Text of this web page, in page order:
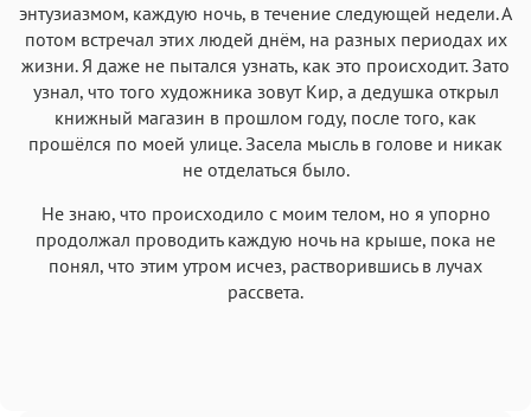
энтузиазмом, каждую ночь, в течение следующей недели. А
потом встречал этих людей днём, на разных периодах их
жизни. Я даже не пытался узнать, как это происходит. Зато
узнал, что того художника зовут Кир, а дедушка открыл
книжный магазин в прошлом году, после того, как
прошёлся по моей улице. Засела мысль в голове и никак
не отделаться было.
Не знаю, что происходило с моим телом, но я упорно
продолжал проводить каждую ночь на крыше, пока не
понял, что этим утром исчез, растворившись в лучах
рассвета.